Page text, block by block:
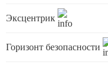
Эксцентрик
Горизонт безопасности